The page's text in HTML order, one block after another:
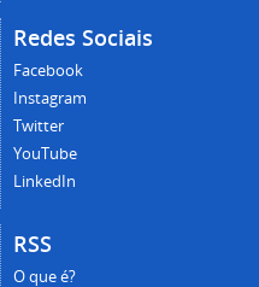
Redes Sociais
Facebook
Instagram
Twitter
YouTube
LinkedIn
RSS
O que é?